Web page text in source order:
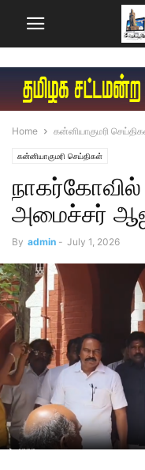
Home கன்னியாகுமரி
கன்னியாகுமரி செய்திகள்
அமைச்சர்
By admin - July 1, 2026